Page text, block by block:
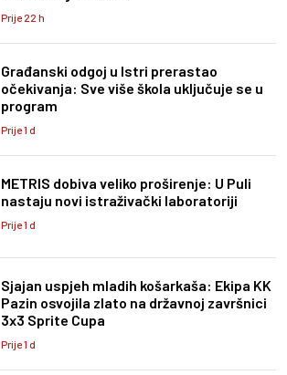
Prije 22 h
Građanski odgoj u Istri prerastao
očekivanja: Sve više škola uključuje se u
program
Prije 1 d
METRIS dobiva veliko proširenje: U Puli
nastaju novi istraživački laboratoriji
Prije 1 d
Sjajan uspjeh mladih košarkaša: Ekipa KK
Pazin osvojila zlato na državnoj završnici
3x3 Sprite Cupa
Prije 1 d